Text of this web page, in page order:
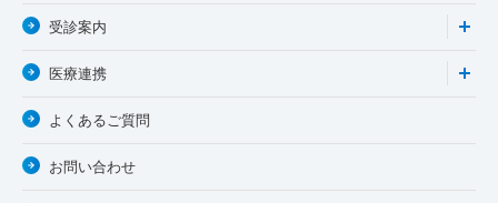
受診案内
医療連携
よくあるご質問
お問い合わせ